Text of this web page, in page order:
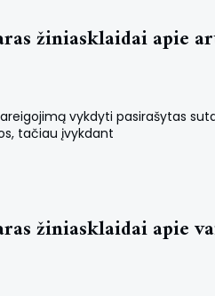
žiniasklaidai apie
vykdyti pasirašytas
tačiau įvykdant
žiniasklaidai apie